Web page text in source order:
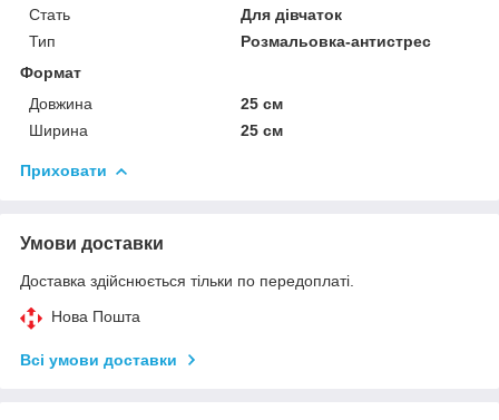
Стать
Для дівчаток
Тип
Розмальовка-антистрес
Формат
Довжина
25 см
Ширина
25 см
Приховати
Умови доставки
Доставка здійснюється тільки по передоплаті.
Нова Пошта
Всі умови доставки